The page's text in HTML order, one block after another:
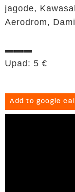
jagode,
Aerodrom,
▬▬▬
Upad: 5 €
Add to google